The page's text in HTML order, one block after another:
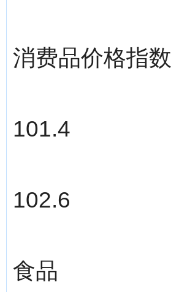
消费品价格指数
101.4
102.6
食品